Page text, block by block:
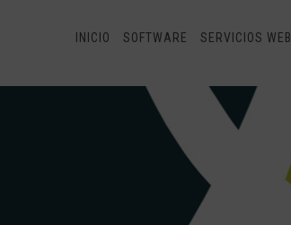
INICIO SOFTWARE SERVICIOS WEB